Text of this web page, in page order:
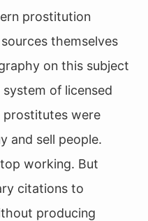
prostitution
themselves
on this subject
of licensed
were
and sell people.
working. But
citations to
producing